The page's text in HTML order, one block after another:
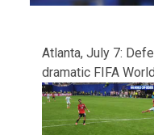
Atlanta, July 7:
dramatic FIFA